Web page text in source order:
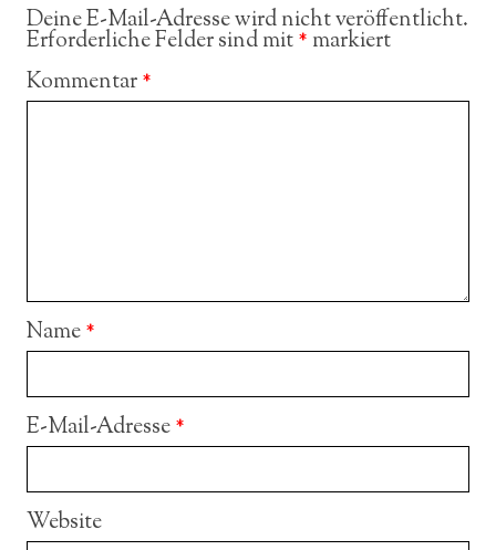
Deine E-Mail-Adresse wird nicht veröffentlicht.
Erforderliche Felder sind mit* markiert
Kommentar*
Name*
E-Mail-Adresse*
Website